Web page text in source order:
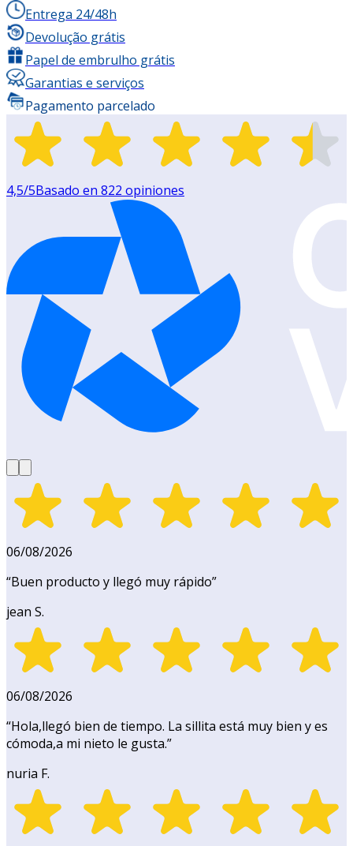
Entrega 24/48h
Devolução grátis
Papel de embrulho grátis
Garantias e serviços
Pagamento parcelado
4,5/5Basado en 822 opiniones
06/08/2026
“Buen producto y llegó muy rápido”
jean S.
06/08/2026
“Hola,llegó bien de tiempo. La sillita está muy bien y es
cómoda,a mi nieto le gusta.”
nuria F.